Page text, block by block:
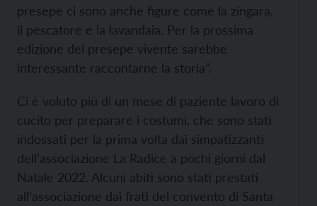
presepe ci sono anche figure come la zingara,
il pescatore e la lavandaia. Per la prossima
edizione del presepe vivente sarebbe
interessante raccontarne la storia”.
Ci è voluto più di un mese di paziente lavoro di
cucito per preparare i costumi, che sono stati
indossati per la prima volta dai simpatizzanti
dell’associazione La Radice a pochi giorni dal
Natale 2022. Alcuni abiti sono stati prestati
all’associazione dai frati del convento di Santa